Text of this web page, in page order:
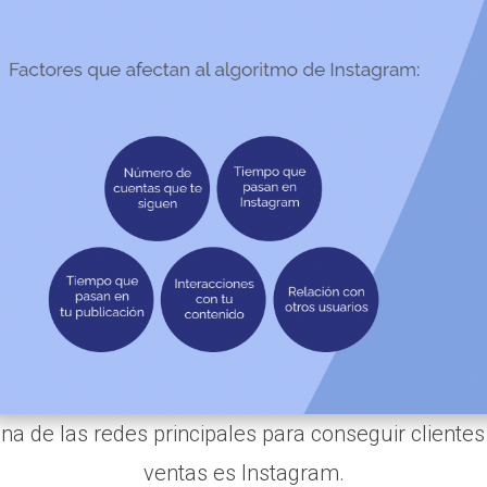
de las redes principales para conseguir
ventas es Instagram.